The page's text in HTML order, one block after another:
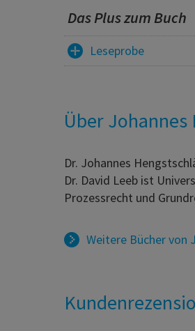
Das Plus zum Buch
Leseprobe
Über Johannes
Dr. Johannes
Dr. David Leeb ist
Prozessrecht und
Weitere Bücher von